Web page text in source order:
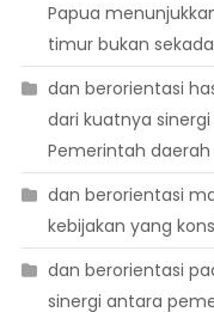
Papua
timur bukan
dan berorientasi
dari kuatnya
Pemerintah daerah
dan berorientasi
kebijakan yang
dan berorientasi
sinergi antara